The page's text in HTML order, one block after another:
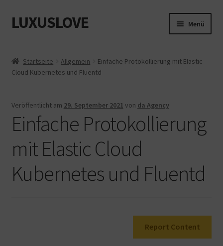
Zur
Navigation
Zum
Inhalt
LUXUSLOVE Menü
Cookie-Richtlinie (EU)
Datenschutz
Impressum
Mein Konto
Startseite Allgemein
Einfache Protokollierung mit Elastic
Cloud Kubernetes und Fluentd
Veröffentlicht am 29. September 2021 von da Agency
Einfache Protokollierung
mit Elastic Cloud
Kubernetes und Fluentd
Report Content